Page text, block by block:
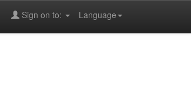
Language
Sign on to: